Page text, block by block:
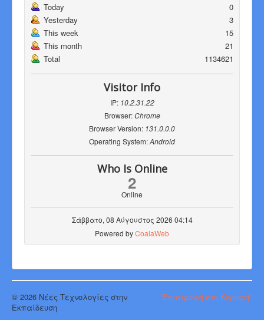
Today
0
Yesterday
3
This week
15
This month
21
Total
1134621
Visitor Info
IP: 10.2.31.22
Browser:Chrome
Browser Version: 131.0.0.0
Operating System:Android
Who Is Online
2
Online
Σάββατο, 08 Αύγουστος 2026 04:14
Powered byCoalaWeb
"Επιστροφή στη Κορυφή"
© 2026 Νέες Τεχνολογίες στην
Εκπαίδευση